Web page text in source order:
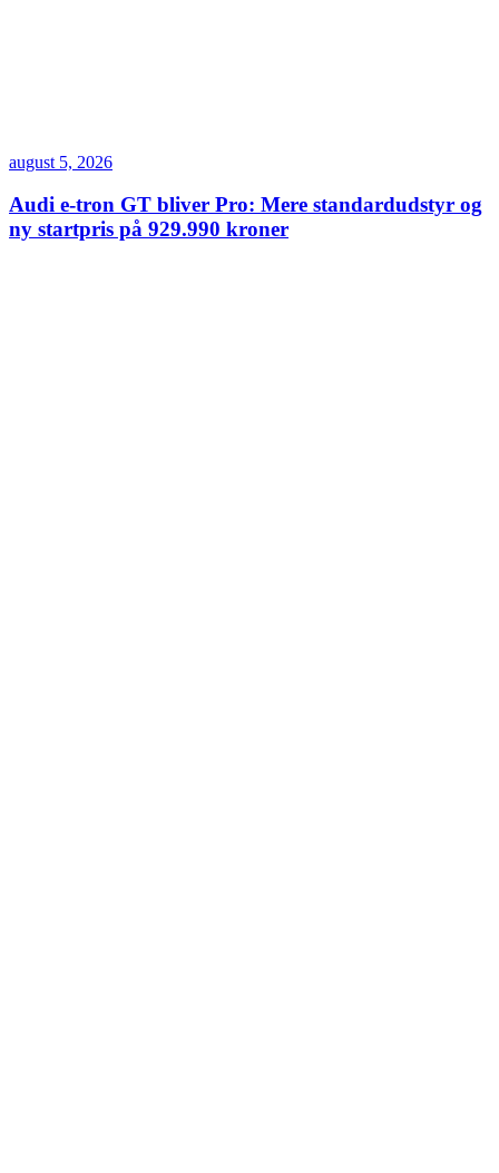
august 5, 2026
Audi e-tron GT bliver Pro: Mere standardudstyr og
ny startpris på 929.990 kroner